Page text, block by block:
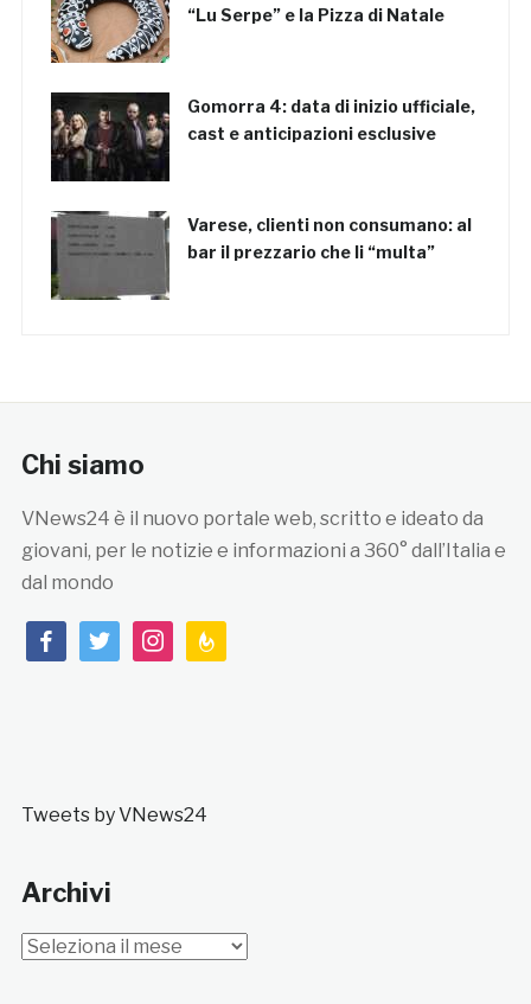
“Lu Serpe” e la Pizza di Natale
Gomorra 4: data di inizio ufficiale,
cast e anticipazioni esclusive
Varese, clienti non consumano: al
bar il prezzario che li “multa”
Chi siamo
VNews24 è il nuovo portale web, scritto e ideato da
giovani, per le notizie e informazioni a 360° dall’Italia e
dal mondo
facebooktwitterinstagramfeedburner
Tweets by VNews24
Archivi
Archivi